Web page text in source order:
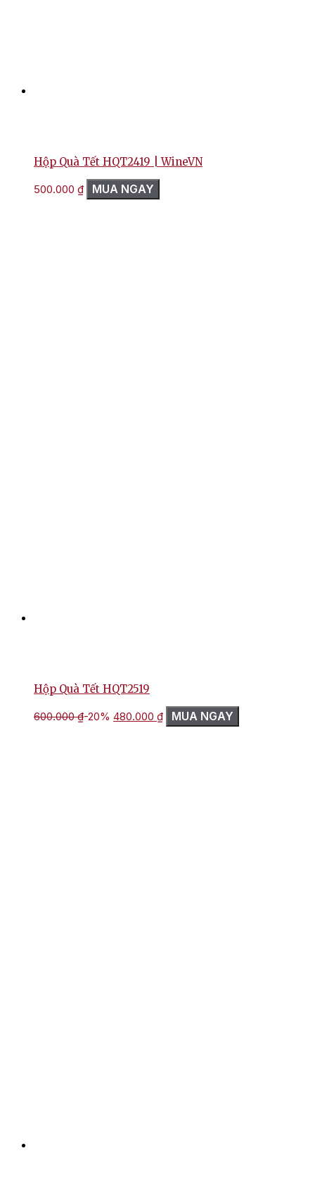
Hộp Quà Tết HQT2419 | WineVN
500.000 ₫ MUA NGAY
Hộp Quà Tết HQT2519
600.000₫-20% Giá
gốc
480.000 ₫Giá
hiện
MUA NGAY